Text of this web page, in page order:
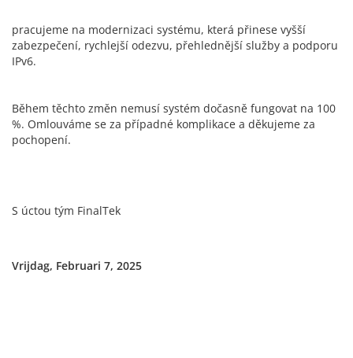
pracujeme na modernizaci systému, která přinese vyšší
zabezpečení, rychlejší odezvu, přehlednější služby a podporu
IPv6.
Během těchto změn nemusí systém dočasně fungovat na 100
%. Omlouváme se za případné komplikace a děkujeme za
pochopení.
S úctou tým FinalTek
Vrijdag, Februari 7, 2025